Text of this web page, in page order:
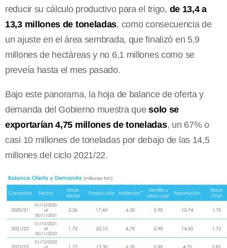
reducir su cálculo productivo para el trigo, de 13,4 a
13,3 millones de toneladas, como consecuencia de
un ajuste en el área sembrada, que finalizó en 5,9
millones de hectáreas y no 6,1 millones como se
preveía hasta el mes pasado.
Bajo este panorama, la hoja de balance de oferta y
demanda del Gobierno muestra quesolo se
exportarían 4,75 millones de toneladas, un 67% o
casi 10 millones de toneladas por debajo de las 14,5
millones del ciclo 2021/22.